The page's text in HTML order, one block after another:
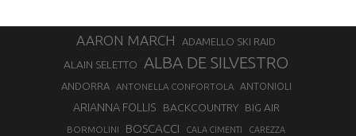
AARON MARCH ADAMELLO SKI RAID
ALAIN SELETTO ALBA DE SILVESTRO
ANDORRA ANTONELLA CONFORTOLA ANTONIOLI
ARIANNA FOLLIS BACKCOUNTRY BIG AIR
BORMOLINI BOSCACCI CALA CIMENTI CAREZZA